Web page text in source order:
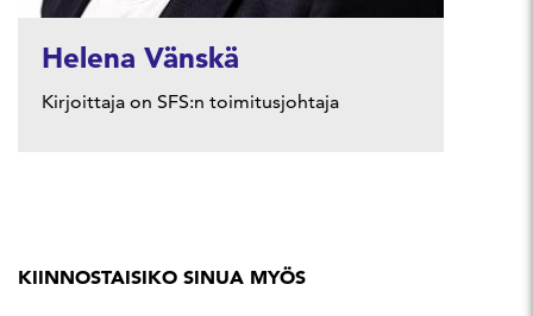
Helena Vänskä
Kirjoittaja on SFS:n toimitusjohtaja
KIINNOSTAISIKO SINUA MYÖS